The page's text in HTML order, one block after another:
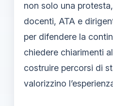
non solo una
docenti, ATA e
per difendere la
chiedere chiarimenti
costruire percorsi di
valorizzino